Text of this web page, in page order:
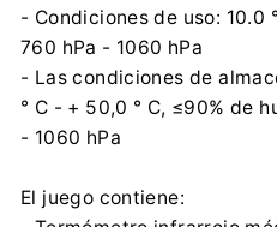
- Condiciones de uso: 10.0
760 hPa - 1060 hPa
- Las condiciones de
° C - + 50,0 ° C, ≤90% de
- 1060 hPa
El juego contiene: